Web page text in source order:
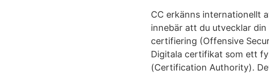
CC erkänns internationellt
innebär att du utvecklar din
certifiering (Offensive
Digitala certifikat som ett
(Certification Authority).